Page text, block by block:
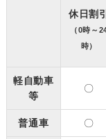
休日割引
（0時～
時）
軽自動車
等
〇
普通車 〇